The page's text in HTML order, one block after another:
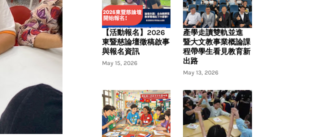
【活動報名】2026
東暨慈論壇徵稿啟事
與報名資訊
May 15, 2026
產學走讀雙軌並進
暨大文教事業概論課
程帶學生看見教育新
出路
May 13, 2026